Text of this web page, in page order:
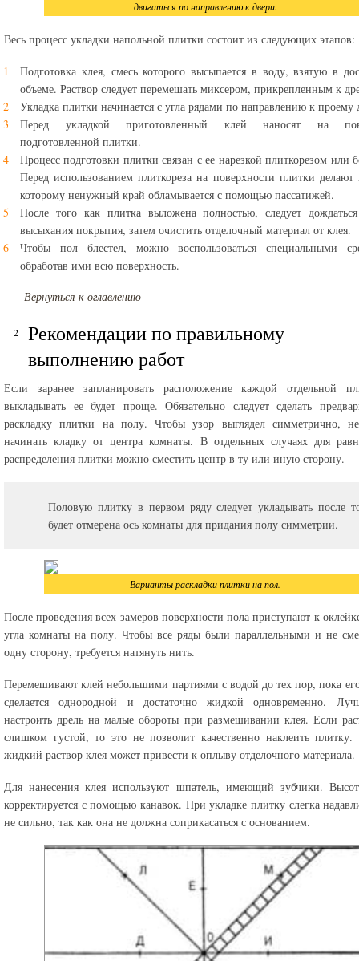
двигаться по направлению к двери.
Весь процесс укладки напольной плитки состоит из следующих этапов:
Подготовка клея, смесь которого высыпается в воду, взятую в
объеме. Раствор следует перемешать миксером, прикрепленным к
Укладка плитки начинается с угла рядами по направлению к проему
Перед укладкой приготовленный клей наносят на
подготовленной плитки.
Процесс подготовки плитки связан с ее нарезкой плиткорезом или
Перед использованием плиткореза на поверхности плитки делают
которому ненужный край обламывается с помощью пассатижей.
После того как плитка выложена полностью, следует
высыхания покрытия, затем очистить отделочный материал от клея.
Чтобы пол блестел, можно воспользоваться специальными
обработав ими всю поверхность.
Вернуться к оглавлению
Рекомендации по правильному
выполнению работ
Если заранее запланировать расположение каждой отдельной
выкладывать ее будет проще. Обязательно следует сделать
раскладку плитки на полу. Чтобы узор выглядел симметрично,
начинать кладку от центра комнаты. В отдельных случаях для
распределения плитки можно сместить центр в ту или иную сторону.
Половую плитку в первом ряду следует укладывать после
будет отмерена ось комнаты для придания полу симметрии.
Варианты раскладки плитки на пол.
После проведения всех замеров поверхности пола приступают к
угла комнаты на полу. Чтобы все ряды были параллельными и не
одну сторону, требуется натянуть нить.
Перемешивают клей небольшими партиями с водой до тех пор, пока
сделается однородной и достаточно жидкой одновременно.
настроить дрель на малые обороты при размешивании клея. Если
слишком густой, то это не позволит качественно наклеить
жидкий раствор клея может привести к оплыву отделочного материала.
Для нанесения клея используют шпатель, имеющий зубчики.
корректируется с помощью канавок. При укладке плитку слегка
не сильно, так как она не должна соприкасаться с основанием.